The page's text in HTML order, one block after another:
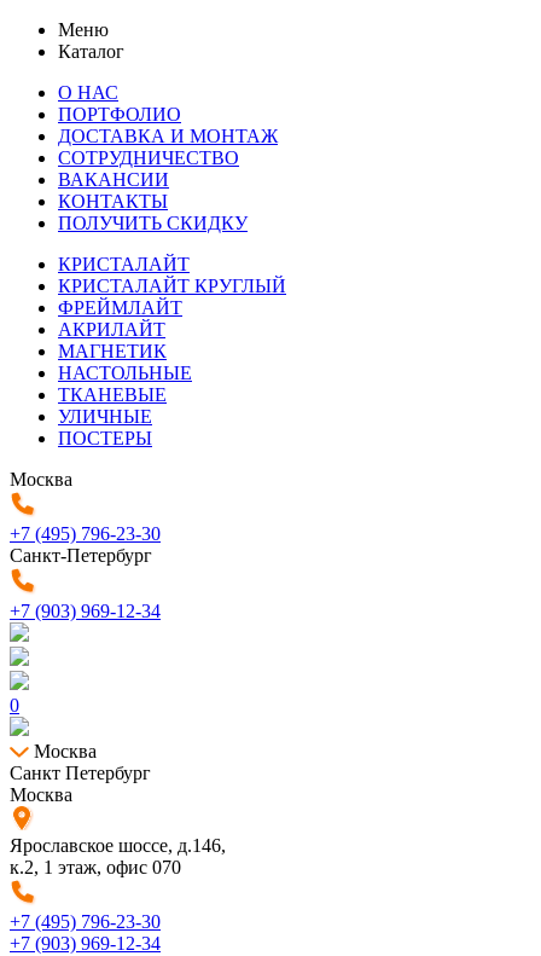
Меню
Каталог
О НАС
ПОРТФОЛИО
ДОСТАВКА И МОНТАЖ
СОТРУДНИЧЕСТВО
ВАКАНСИИ
КОНТАКТЫ
ПОЛУЧИТЬ СКИДКУ
КРИСТАЛАЙТ
КРИСТАЛАЙТ КРУГЛЫЙ
ФРЕЙМЛАЙТ
АКРИЛАЙТ
МАГНЕТИК
НАСТОЛЬНЫЕ
ТКАНЕВЫЕ
УЛИЧНЫЕ
ПОСТЕРЫ
Москва
+7 (495) 796-23-30
Санкт-Петербург
+7 (903) 969-12-34
0
Москва
Санкт Петербург
Москва
Ярославское шоссе, д.146,
к.2, 1 этаж, офис 070
+7 (495) 796-23-30
+7 (903) 969-12-34